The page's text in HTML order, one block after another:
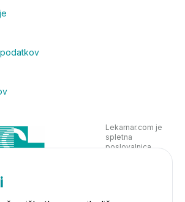
Lekarnar.com je
spletna
poslovalnica